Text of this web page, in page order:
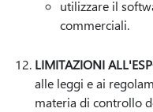
utilizzare il
commerciali.
LIMITAZIONI
alle leggi e ai
materia di controllo